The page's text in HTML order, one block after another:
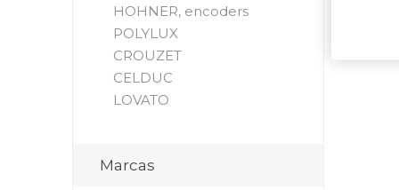
HOHNER, encoders
POLYLUX
CROUZET
CELDUC
LOVATO
Marcas